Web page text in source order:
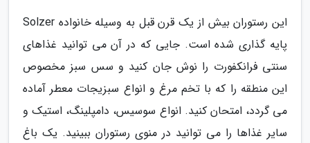
این رستوران بیش از یک قرن قبل به وسیله خانواده Solzer
پایه گذاری شده است. جایی که در آن می توانید غذاهای
سنتی فرانکفورت را نوش جان کنید و سس سبز مخصوص
این منطقه را که با تخم مرغ و انواع سبزیجات معطر آماده
می گردد، امتحان کنید. انواع سوسیس، دامپلینگ، استیک و
سایر غذاها را می توانید در منوی رستوران ببینید. یک باغ